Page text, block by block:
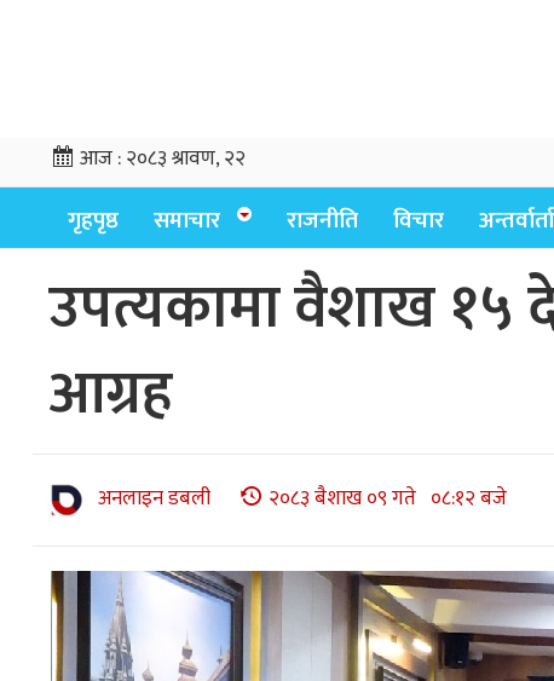
आज :२०८३ श्रावण, २२
गृहपृष्ठ समाचार राजनीति विचार अन्तर्वार्ता
उपत्यकामा वैशाख १५
आग्रह
अनलाइन डबली २०८३ बैशाख ०९ गते ०८:१२ बजे